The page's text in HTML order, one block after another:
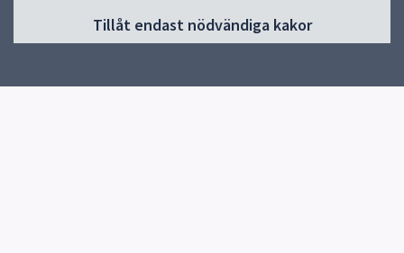
Tillåt endast nödvändiga kakor